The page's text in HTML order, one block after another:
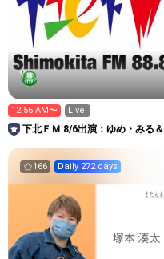
12:56 AM〜 Live!
下北ＦＭ 8/6出演：ゆめ・みる＆
166 Daily 272 days